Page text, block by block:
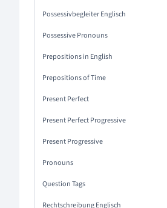
Possessivbegleiter Englisch
Possessive Pronouns
Prepositions in English
Prepositions of Time
Present Perfect
Present Perfect Progressive
Present Progressive
Pronouns
Question Tags
Rechtschreibung Englisch